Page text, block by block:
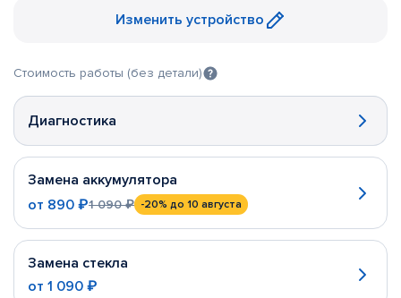
Изменить устройство
Стоимость работы (без детали)
Диагностика
Замена аккумулятора
от 890 ₽1 090 ₽ -20% до 10 августа
Замена стекла
от 1 090 ₽